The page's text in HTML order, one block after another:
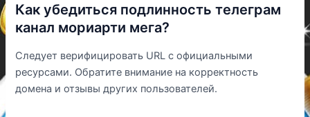
Как убедиться подлинность телеграм
канал мориарти мега?
Следует верифицировать URL с официальными
ресурсами. Обратите внимание на корректность
домена и отзывы других пользователей.